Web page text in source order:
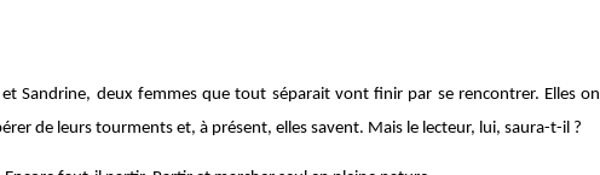
et Sandrine, deux femmes que tout séparait vont finir par se rencontrer. Elles
de leurs tourments et, à présent, elles savent. Mais le lecteur, lui, saura-t-il ?